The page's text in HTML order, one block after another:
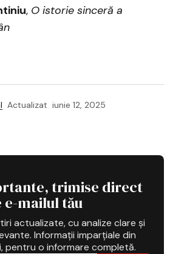
, O istorie sinceră a
Actualizat iunie 12, 2025
trimise direct
e-mailul tău
actualizate, cu analize clare și
Informații imparțiale din
pentru o informare completă.